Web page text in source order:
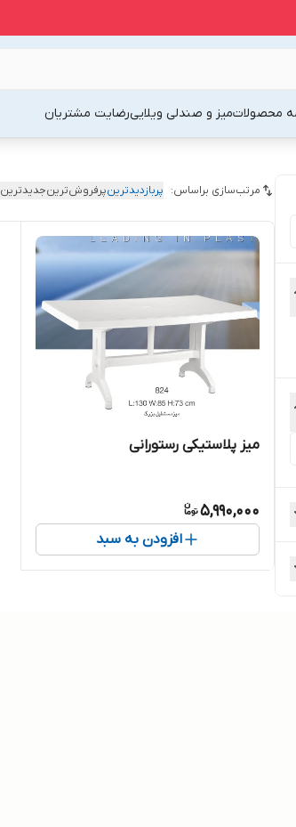
محصولاتمیز و صندلی ویلاییرضایت مشتریان
مرتب‌سازی براساس: پربازدیدترینپرفروش‌ترینجدیدترین
میز پلاستیکی رستورانی
5,990,000
افزودن به سبد